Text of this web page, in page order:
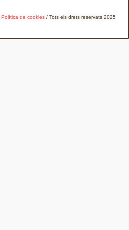
Política de cookies/ Tots els drets reservats 2025